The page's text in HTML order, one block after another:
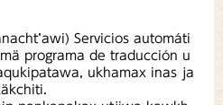
Servicios automáti
programa de traducción u
ukhamax inas ja